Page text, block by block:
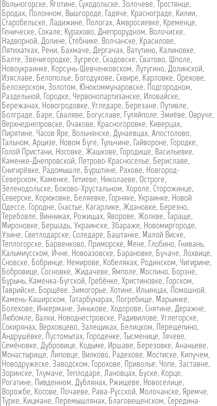
Вольногорске, Яготине, Суходольске, Золочеве, Тростянце,
Бродах, Полонном, Вышгороде, Гадяче, Краснограде, Килии,
Старобельске, Ладижине, Пологах, Амвросиевке, Кременце,
Геническе, Сокале, Курахово, Днепрорудном, Волочиске,
Надворной, Долине, Стебнике, Волчанске, Красилове,
Пятихатках, Рени, Бахмаче, Дергачах, Ватутино, Калиновке,
Балте, Звенигородке, Зугресе, Скадовске, Сватово, Шполе,
Новоукраинке, Корсунь-Шевченковском, Лутугино, Долинской,
Изяславе, Белополье, Богодухове, Сквире, Карловке, Орехове,
Белозерском, Золотом, Юнокоммунаровске, Подгородном,
Раздельной, Городке, Червонопартизанске, Иловайске,
Бережанах, Новогродовке, Угледаре, Березане, Путивле,
Болграде, Баре, Сваляве, Богуславе, Гуляйполе, Змиёве, Овруче,
Верхнеднепровске, Очакове, Красногоровке, Киверцах,
Пирятине, Часов Яре, Вольнянске, Дунаевцах, Апостолово,
Тальном, Арцизе, Новом Буге, Тульчине, Гайвороне, Городке,
Голой Пристани, Носовке, Жашкове, Городище, Васильевке,
Каменке-Днепровской, Петрово-Красноселье, Бериславе,
Снигирёвке, Радомышле, Бурштине, Рахове, Новгород-
Северском, Каменке, Тетиеве, Николаеве, Остроге,
Зеленодольске, Боково-Хрустальном, Хороле, Сторожинце,
Северске, Корюковке, Беляевке, Горняке, Украинке, Новой
Одессе, Городне, Счастье, Кагарлике, Ждановке, Березно,
Теребовле, Винниках, Рожищах, Яворове, Жолкве, Тараще,
Мироновке, Бершадь, Украинске, Збараже, Новомиргороде,
Узине, Светлодарске, Соледаре, Баштанке, Малой Виске,
Теплогорске, Барвенково, Приморске, Мене, Глобино, Гнивань,
Кальмиусском, Ичне, Новоазовске, Барановке, Бучаче, Лохвице,
Сновске, Бобринце, Немирове, Кобеляках, Родинском, Чигирине,
Бобровице, Сосновке, Жидачеве, Ямполе, Моспино, Борзне,
Бурынь, Каменка-Бугской, Гребёнке, Христиновке, Горском,
Таврийске, Борщёве, Зимогорье, Хотине, Ильинцах, Помошной,
Камень-Каширском, Татарбунарах, Погребище, Марьинке,
Болехове, Инкермане, Зинькове, Ходорове, Снятине, Деражне,
Любомле, Валки, Новоднестровске, Радивилове, Углегорске,
Сокирянах, Верховцево, Залещиках, Белицком, Перещепино,
Андрушёвке, Пустомытах, Городенке, Тысменице, Тячеве,
Семёновке, Дубровице, Кодыме, Иршаве, Березовке, Ананьеве,
Монастырище, Липовце, Вилково, Радехове, Мостиске, Кипучем,
Новодружеске, Заводском, Горохове, Приволье, Чопе, Заставне,
Зоринске, Тлумаче, Теплодаре, Лановцах, Буске, Корце,
Рогатине, Пивденном, Дублянах, Ржищеве, Новоселице,
Ворожбе, Косове, Почаеве, Рава-Русской, Молочанске, Яремче,
Турке, Кицмане, Перемышлянах, Благовещенском, Середина-